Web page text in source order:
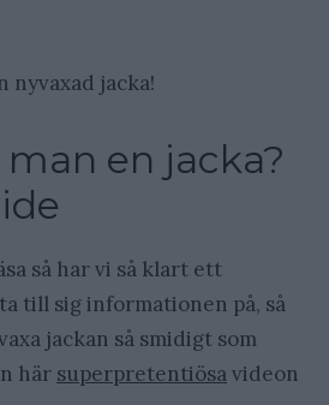
nyvaxad jacka!
en jacka?
så har vi så klart ett
till sig informationen på, så
jackan så smidigt som
här superpretentiösavideon